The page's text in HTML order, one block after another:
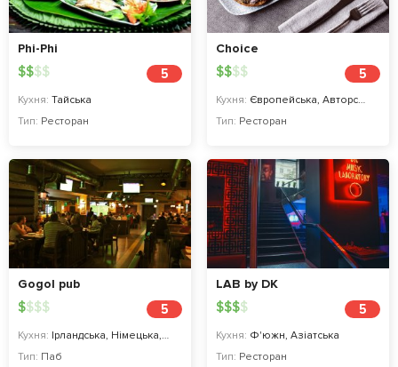
Phi-Phi
Кухня: Тайська
Тип: Ресторан
5
$$$$
Choice
Кухня: Європейська, Авторська, Хоспер
Тип: Ресторан
5
$$$$
Gogol pub
Кухня: Ірландська, Німецька, Чеська, Бельгійська
Тип: Паб
5
$$$$
LAB by DK
Кухня: Ф'южн, Азіатська
Тип: Ресторан
5
$$$$